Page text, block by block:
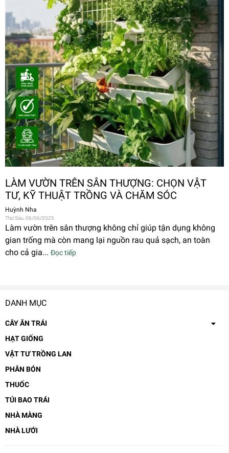
DANH MỤC
CÂY ĂN TRÁI
HẠT GIỐNG
VẬT TƯ TRỒNG LAN
PHÂN BÓN
THUỐC
TÚI BAO TRÁI
NHÀ MÀNG
NHÀ LƯỚI
LÀM VƯỜN TRÊN SÂN THƯỢNG: CHỌN VẬT
TƯ, KỸ THUẬT TRỒNG VÀ CHĂM SÓC
Huỳnh Nha
Thứ Sáu, 06/06/2025
Làm vườn trên sân thượng không chỉ giúp tận dụng không
gian trống mà còn mang lại nguồn rau quả sạch, an toàn
cho cả gia... Đọc tiếp